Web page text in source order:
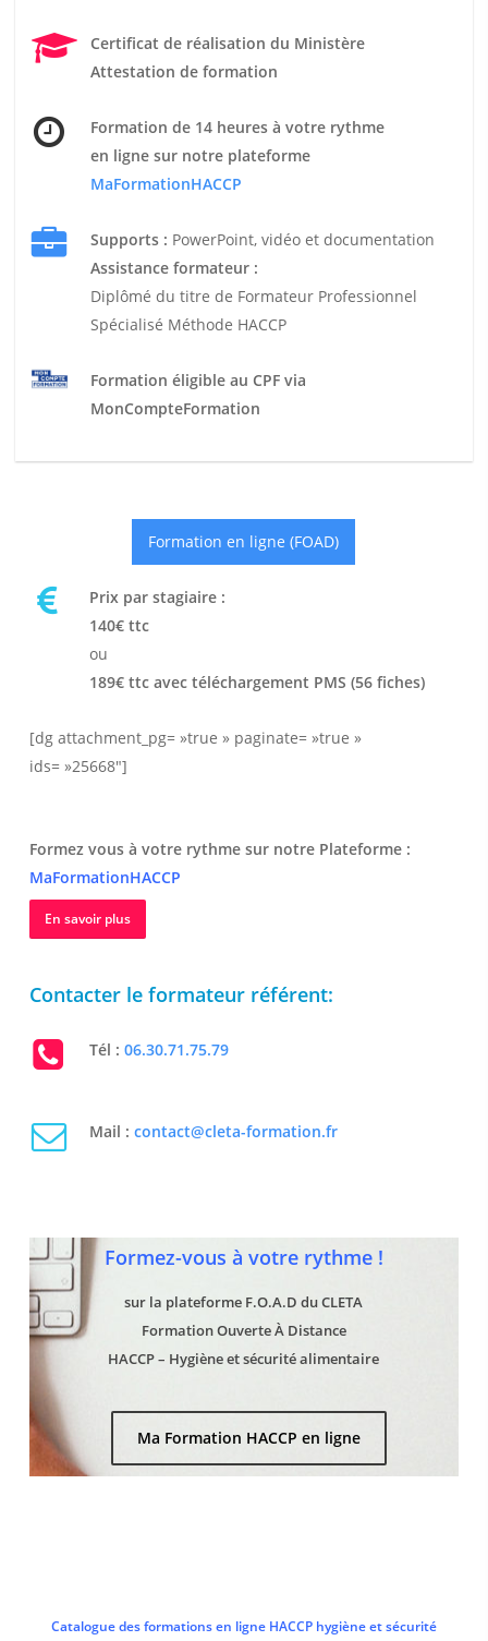
Certificat de réalisation du Ministère
Attestation de formation
Formation de 14 heures à votre rythme
en ligne sur notre plateforme
MaFormationHACCP
Supports : PowerPoint, vidéo et documentation
Assistance formateur :
Diplômé du titre de Formateur Professionnel
Spécialisé Méthode HACCP
Formation éligible au CPF via
MonCompteFormation
Formation en ligne (FOAD)
Prix par stagiaire :
140€ ttc
ou
189€ ttc avec téléchargement PMS (56 fiches)
[dg attachment_pg= »true » paginate= »true »
ids= »25668″]
Formez vous à votre rythme sur notre Plateforme :
MaFormationHACCP
En savoir plus
Contacter le formateur référent:
Tél :06.30.71.75.79
Mail :contact@cleta-formation.fr
Formez-vous à votre rythme !
sur la plateforme F.O.A.D du CLETA
Formation Ouverte À Distance
HACCP – Hygiène et sécurité alimentaire
Ma Formation HACCP en ligne
Catalogue des formations en ligne HACCP hygiène et sécurité